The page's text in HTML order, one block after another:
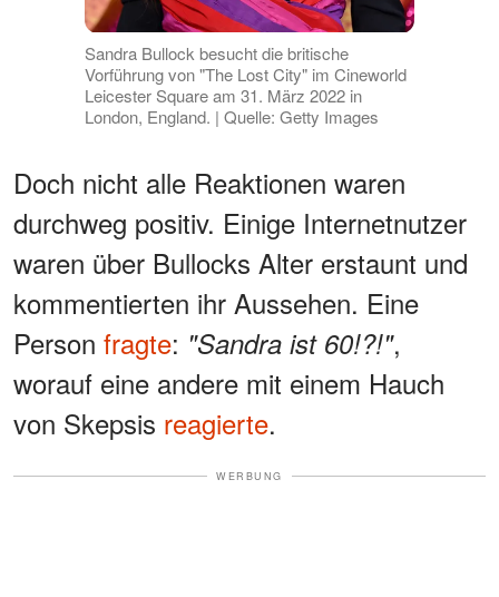
Sandra Bullock besucht die britische
Vorführung von "The Lost City" im Cineworld
Leicester Square am 31. März 2022 in
London, England. | Quelle: Getty Images
Doch nicht alle Reaktionen waren
durchweg positiv. Einige Internetnutzer
waren über Bullocks Alter erstaunt und
kommentierten ihr Aussehen. Eine
Person fragte: "Sandra ist 60!?!",
worauf eine andere mit einem Hauch
von Skepsis reagierte.
WERBUNG